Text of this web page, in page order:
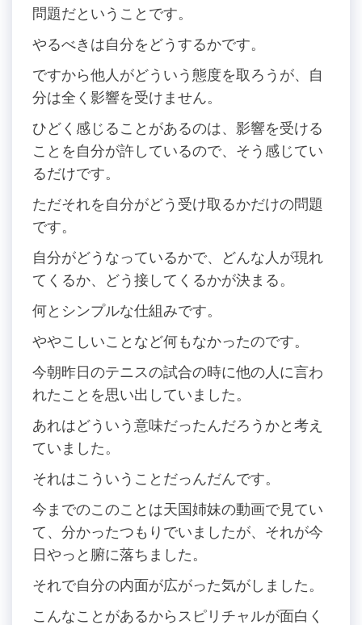
問題だということです。
やるべきは自分をどうするかです。
ですから他人がどういう態度を取ろうが、自
分は全く影響を受けません。
ひどく感じることがあるのは、影響を受ける
ことを自分が許しているので、そう感じてい
るだけです。
ただそれを自分がどう受け取るかだけの問題
です。
自分がどうなっているかで、どんな人が現れ
てくるか、どう接してくるかが決まる。
何とシンプルな仕組みです。
ややこしいことなど何もなかったのです。
今朝昨日のテニスの試合の時に他の人に言わ
れたことを思い出していました。
あれはどういう意味だったんだろうかと考え
ていました。
それはこういうことだっんだんです。
今までのこのことは天国姉妹の動画で見てい
て、分かったつもりでいましたが、それが今
日やっと腑に落ちました。
それで自分の内面が広がった気がしました。
こんなことがあるからスピリチャルが面白く